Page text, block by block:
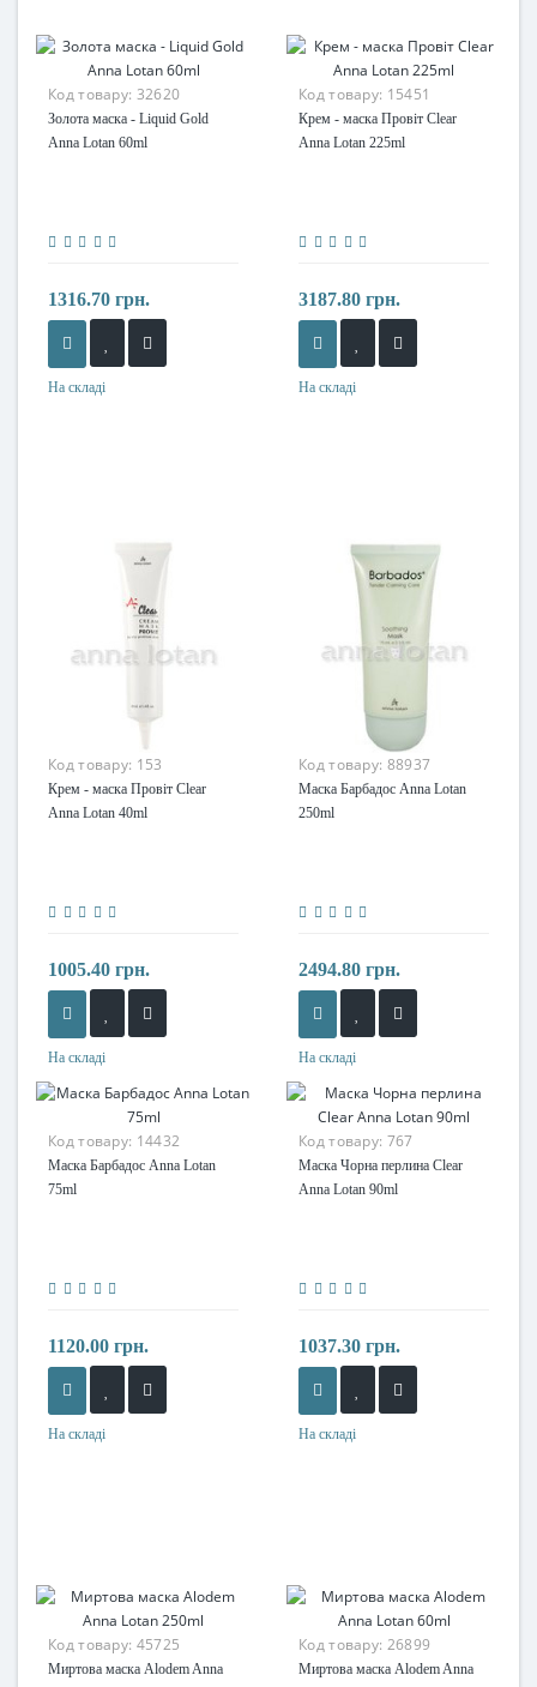
Код товару: 32620
Золота маска - Liquid Gold
Anna Lotan 60ml
1316.70 грн.
На складі
Код товару: 15451
Крем - маска Провіт Clear
Anna Lotan 225ml
3187.80 грн.
На складі
Код товару: 153
Крем - маска Провіт Clear
Anna Lotan 40ml
1005.40 грн.
На складі
Код товару: 88937
Маска Барбадос Anna Lotan
250ml
2494.80 грн.
На складі
Код товару: 14432
Маска Барбадос Anna Lotan
75ml
1120.00 грн.
На складі
Код товару: 767
Маска Чорна перлина Clear
Anna Lotan 90ml
1037.30 грн.
На складі
Код товару: 45725
Миртова маска Alodem Anna
Код товару: 26899
Миртова маска Alodem Anna